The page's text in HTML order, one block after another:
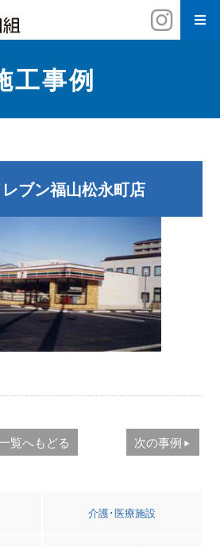
工事例
ブン福山松永町店
覧へもどる 次の事例 ▶
介護･医療施設